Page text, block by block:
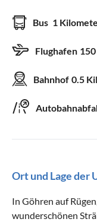
Bus 1
Flughafen
Bahnhof 0.5
Ort und Lage der
In Göhren auf
wunderschönen